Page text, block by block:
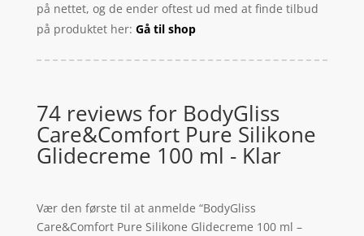
på nettet, og de ender oftest ud med at finde tilbud
på produktet her: Gå til shop
74 reviews for BodyGliss
Care&Comfort Pure Silikone
Glidecreme 100 ml - Klar
Vær den første til at anmelde “BodyGliss
Care&Comfort Pure Silikone Glidecreme 100 ml –